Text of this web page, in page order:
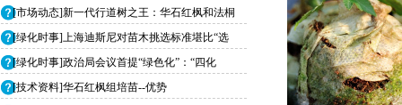
[市场动态]新一代行道树之王：华石红枫和法桐
[绿化时事]上海迪斯尼对苗木挑选标准堪比“选
[绿化时事]政治局会议首提“绿色化”：“四化
[技术资料]华石红枫组培苗--优势